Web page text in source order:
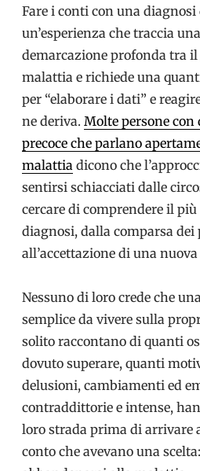
Fare i conti con una diagnosi
un’esperienza che traccia
demarcazione profonda tra
malattia e richiede una
per “elaborare i dati” e
ne deriva. Molte persone con
precoce che parlano
malattia dicono che
sentirsi schiacciati dalle
cercare di comprendere il
diagnosi, dalla comparsa
all’accettazione di una
Nessuno di loro crede che
semplice da vivere sulla
solito raccontano di quanti
dovuto superare, quanti
delusioni, cambiamenti ed
contraddittorie e intense,
loro strada prima di arrivare
conto che avevano una